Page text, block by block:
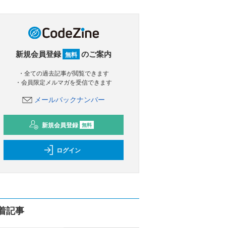
新規会員登録 無料 のご案内
・全ての過去記事が閲覧できます
・会員限定メルマガを受信できます
メールバックナンバー
新規会員登録 無料
ログイン
記事